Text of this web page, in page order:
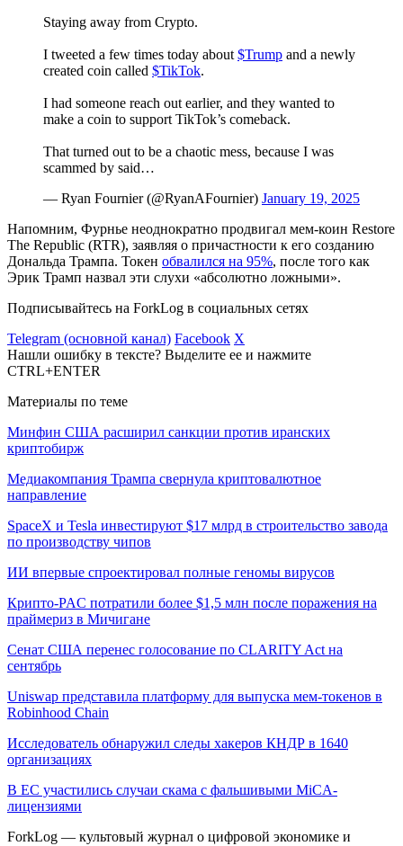
Staying away from Crypto.
I tweeted a few times today about $Trump and a newly
created coin called $TikTok.
I had someone reach out earlier, and they wanted to
make a coin to support TikTok’s comeback.
That turned out to be a chaotic mess, because I was
scammed by said…
— Ryan Fournier (@RyanAFournier) January 19, 2025
Напомним, Фурнье неоднократно продвигал мем-коин Restore
The Republic (RTR), заявляя о причастности к его созданию
Дональда Трампа. Токен обвалился на 95%, после того как
Эрик Трамп назвал эти слухи «абсолютно ложными».
Подписывайтесь на ForkLog в социальных сетях
Telegram (основной канал) Facebook X
Нашли ошибку в тексте? Выделите ее и нажмите
CTRL+ENTER
Материалы по теме
Минфин США расширил санкции против иранских
криптобирж
Медиакомпания Трампа свернула криптовалютное
направление
SpaceX и Tesla инвестируют $17 млрд в строительство завода
по производству чипов
ИИ впервые спроектировал полные геномы вирусов
Крипто-PAC потратили более $1,5 млн после поражения на
праймериз в Мичигане
Сенат США перенес голосование по CLARITY Act на
сентябрь
Uniswap представила платформу для выпуска мем-токенов в
Robinhood Chain
Исследователь обнаружил следы хакеров КНДР в 1640
организациях
В ЕС участились случаи скама с фальшивыми MiCA-
лицензиями
ForkLog — культовый журнал о цифровой экономике и